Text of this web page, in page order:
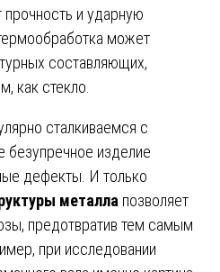
прочность и ударную
может
составляющих,
как стекло.
сталкиваемся с
безупречное изделие
дефекты. И только
металла позволяет
предотвратив тем самым
при исследовании